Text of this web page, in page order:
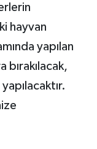
hayvan
yapılan
bırakılacak,